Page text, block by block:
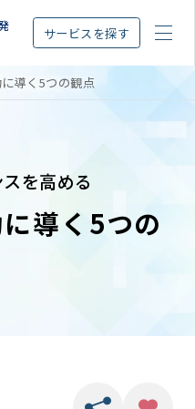
サービスを探す
導く5つの観点
を高める
導く5つの